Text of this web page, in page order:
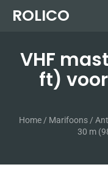
ROLICO
VHF
ft)
Home / Marifoons /
30 m